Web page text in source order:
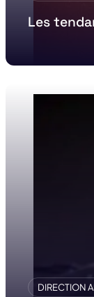
Les
DIRECTION